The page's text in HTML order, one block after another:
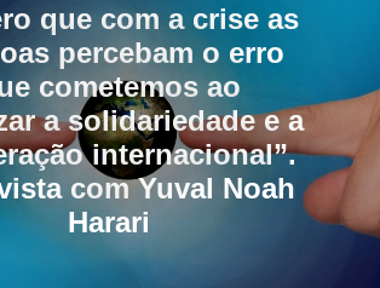
que com a crise as
percebam o erro
cometemos ao
a solidariedade e a
internacional”.
com Yuval Noah
Harari